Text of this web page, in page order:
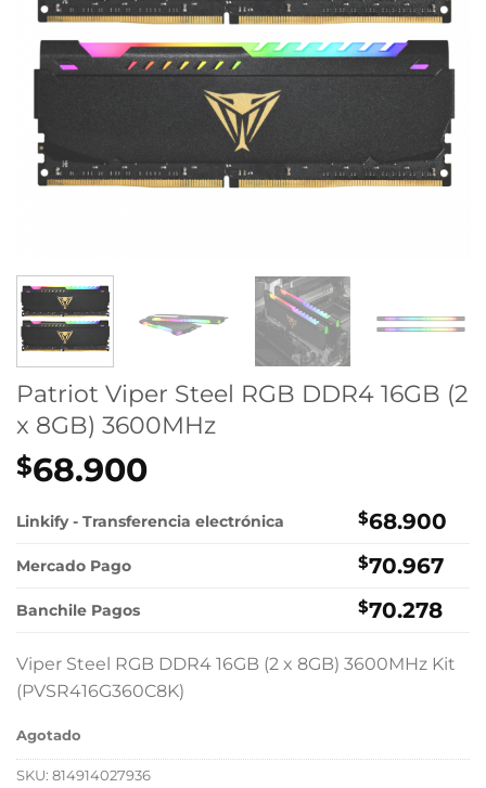
Patriot Viper Steel RGB DDR4 16GB (2
x 8GB) 3600MHz
$68.900
Linkify - Transferencia electrónica $68.900
Mercado Pago $70.967
Banchile Pagos $70.278
Viper Steel RGB DDR4 16GB (2 x 8GB) 3600MHz Kit
(PVSR416G360C8K)
Agotado
SKU: 814914027936